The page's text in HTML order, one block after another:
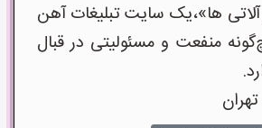
ها»،یک سایت تبلیغات آهن
منفعت و مسئولیتی در قبال